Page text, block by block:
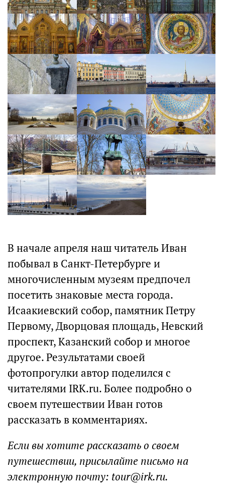
В начале апреля наш читатель Иван
побывал в Санкт-Петербурге и
многочисленным музеям предпочел
посетить знаковые места города.
Исаакиевский собор, памятник Петру
Первому, Дворцовая площадь, Невский
проспект, Казанский собор и многое
другое. Результатами своей
фотопрогулки автор поделился с
читателями IRK.ru. Более подробно о
своем путешествии Иван готов
рассказать в комментариях.
Если вы хотите рассказать о своем
путешествии, присылайте письмо на
электронную почту: tour@irk.ru.